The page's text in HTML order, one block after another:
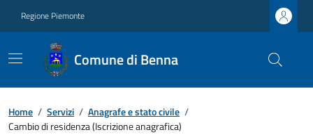
Regione Piemonte
Comune di Benna
Home / Servizi / Anagrafe e stato civile /
Cambio di residenza (Iscrizione anagrafica)